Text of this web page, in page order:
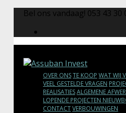
Bel ons vandaag! 053 43 30
OVER ONSTE KOOP WAT WIJ
VEEL GESTELDE VRAGEN
REALISATIESALGEMENE
LOPENDE PROJECTEN
CONTACTVERBOUWINGEN